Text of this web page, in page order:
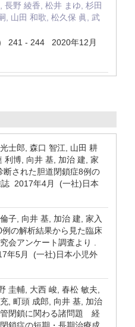
長野 綾香, 松井 まゆ, 杉田
, 山田 和歌, 松久保 眞, 武
241 - 244 2020年12月
士郎, 森口 智江, 山田 耕
利博, 向井 基, 加治 建, 家
された胆道閉鎖症8例の
2017年4月 (一社)日本
子, 向井 基, 加治 建, 家入
の解析結果から見た臨床
会アンケート調査より .
年5月 (一社)日本小児外
圭輔, 大西 峻, 春松 敏夫,
, 町頭 成郎, 向井 基, 加治
閉鎖に関わる諸問題 経